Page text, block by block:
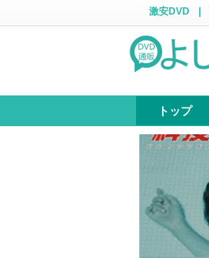
激安DVD
トップ